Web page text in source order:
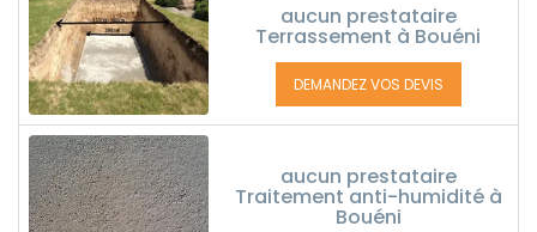
aucun prestataire
Terrassement à Bouéni
DEMANDEZ VOS DEVIS
aucun prestataire
Traitement anti-humidité à
Bouéni